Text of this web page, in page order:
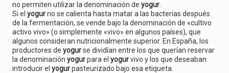
no permiten utilizar la denominación de yogur
Si el yogurno se calienta hasta matar a las bacterias después
de la fermentación, se vende bajo la denominación de «cultivo
activo vivo» (o simplemente «vivo» en algunos países), que
algunos consideran nutricionalmente superior. En España, los
productores de yogurse dividían entre los que querían reservar
la denominación yogurpara el yogurvivo y los que deseaban
introducir el yogurpasteurizado bajo esa etiqueta.